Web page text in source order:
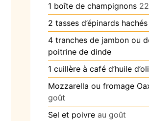
1 boîte de champignons
2 tasses d’épinards hachés
4 tranches de jambon ou
poitrine de dinde
1 cuillère à café d’huile
Mozzarella ou fromage
goût
Sel et poivre au goût